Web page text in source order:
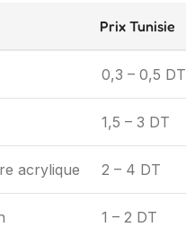
Prix Tunisie
0,3 – 0,5 DT
1,5 – 3 DT
acrylique 2 – 4 DT
1 – 2 DT